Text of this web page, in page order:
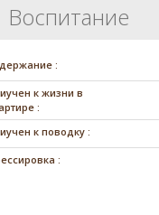
Воспитание
:
к жизни в
:
к поводку :
: